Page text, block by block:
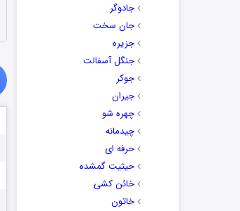
جادوگر
جان سخت
جزیره
جنگل آسفالت
جوکر
جیران
چهره شو
چیدمانه
حرفه ای
حیثیت گمشده
خائن کشی
خاتون